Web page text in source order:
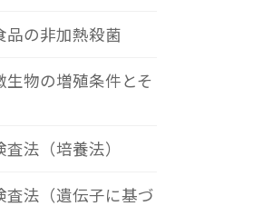
品の非加熱殺菌
生物の増殖条件とそ
法（培養法）
査法（遺伝子に基づ